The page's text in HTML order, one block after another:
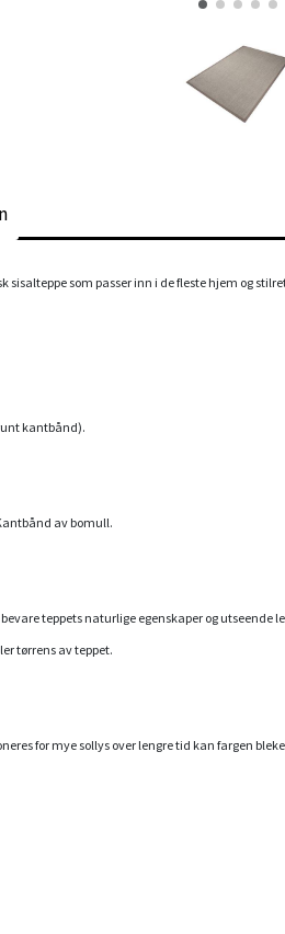
sisalteppe som passer inn i de fleste hjem og
kantbånd).
av bomull.
bevare teppets naturlige egenskaper og
tørrens av teppet.
for mye sollys over lengre tid kan fargen